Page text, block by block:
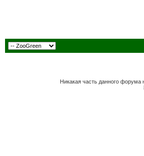
Никакая часть данного